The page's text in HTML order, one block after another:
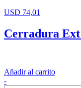
USD 74,01
Cerradura
Añadir al carrito
-